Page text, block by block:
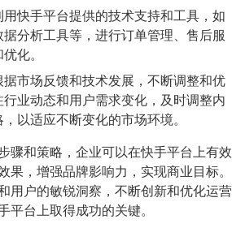
用快手平台提供的技术支持和工具，如
分析工具等，进行订单管理、售后服
化。
据市场反馈和技术发展，不断调整和优
业动态和用户需求变化，及时调整内
以适应不断变化的市场环境。
骤和策略，企业可以在快手平台上有效
果，增强品牌影响力，实现商业目标。
用户的敏锐洞察，不断创新和优化运营
平台上取得成功的关键。